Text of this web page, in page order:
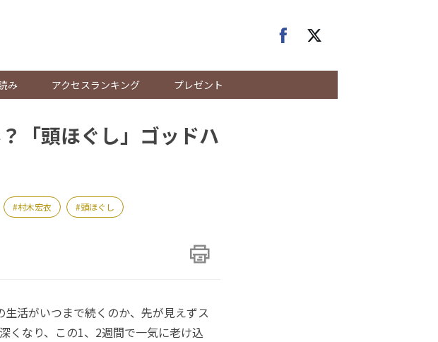
み アクセスランキング プレゼント
「頭ほぐし」ゴッドハ
村木宏衣 頭ほぐし
活がいつまで続くのか、先が見えずス
くなり、この1、2週間で一気に老け込